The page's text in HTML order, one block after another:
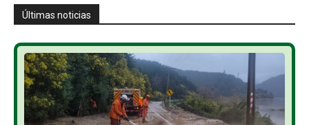
Últimas noticias